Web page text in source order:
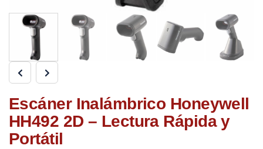
Escáner Inalámbrico Honeywell
HH492 2D – Lectura Rápida y
Portátil